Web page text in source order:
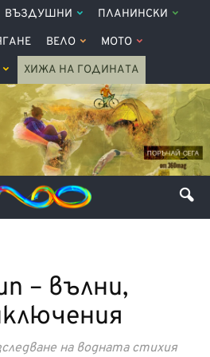
ВЪЗДУШНИ ПЛАНИНСКИ
ВЕЛО МОТО
ХИЖА НА ГОДИНАТА
– вълни,
на водната стихия